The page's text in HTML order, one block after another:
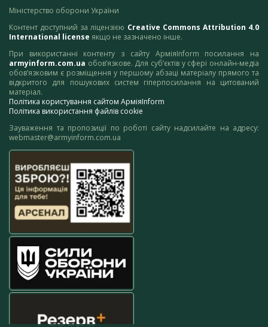
Міністерство оборони України
Контент доступний за ліцензією Creative Commons Attribution 4.0
International license якщо не зазначено інше.
При використанні контенту з сайту АрміяInform посилання на
armyinform.com.ua обов’язкове. Для суб’єктів у сфері онлайн-медіа
обов’язковим є розміщення у першому абзаці матеріалу прямого та
відкритого для пошукових систем гіперпосилання на цитований
матеріал.
Політика користування сайтом АрміяInform
Політика використання файлів cookie
Зауваження та пропозиції по роботі сайту надсилайте на адресу:
webmaster@armyinform.com.ua